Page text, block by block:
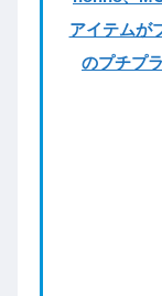
アイテムが
のプチプ